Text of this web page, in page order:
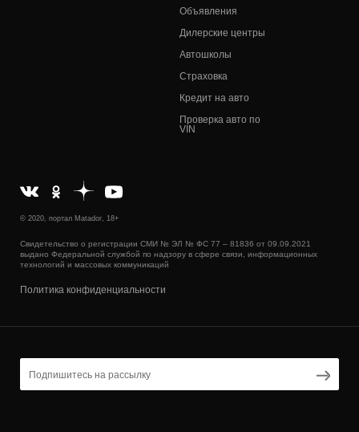
Объявления
Дилерские центры
Автошколы
Страховка
Кредит на авто
Проверка авто по
VIN
© 2020, портал Matador, 18+
Свидетельство о регистрации СМИ № ЭЛ № ФС 77 – 81836 от 09.09.2021
выдано Федеральной службой по надзору в сфере связи, информационных
технологий и массовых коммуникаций
Политика конфиденциальности